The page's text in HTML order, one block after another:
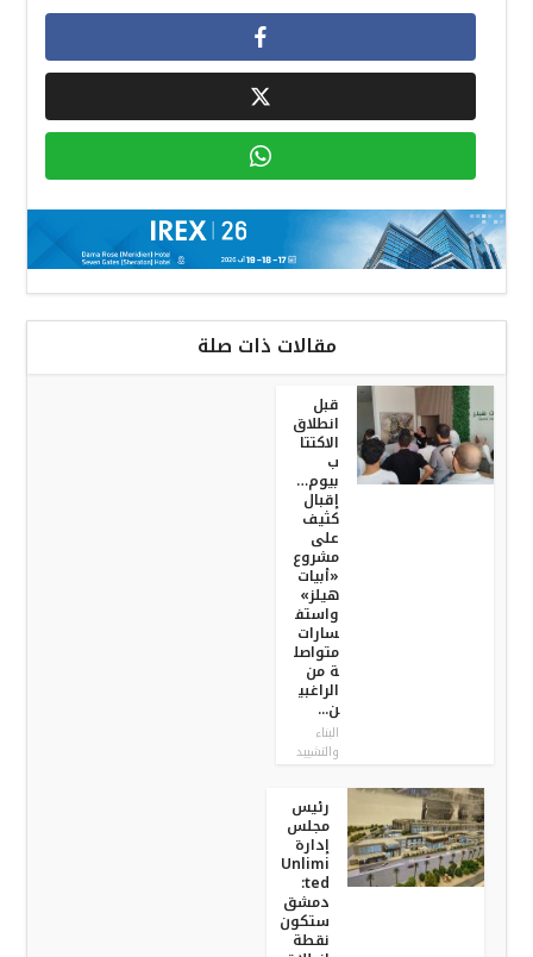
مقالات ذات صلة
البناء
والتشييد
قبل
انطلاق
الاكتتا
ب
بيوم…
إقبال
كثيف
على
مشروع
«أبيات
هيلز»
واستف
سارات
متواصل
ة من
الراغبي
ن...
رئيس
مجلس
إدارة
Unlimi
ted:
دمشق
ستكون
نقطة